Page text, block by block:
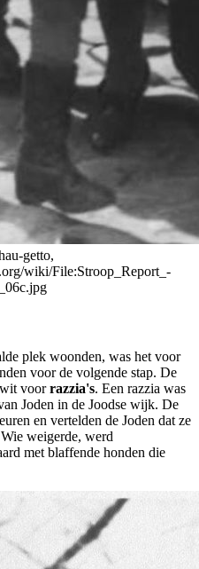
getto,
wiki/File:Stroop_Report_-
plek woonden, was het voor
voor de volgende stap. De
voorrazzia's. Een razzia was
Joden in de Joodse wijk. De
en vertelden de Joden dat ze
weigerde, werd
met blaffende honden die